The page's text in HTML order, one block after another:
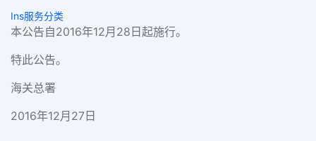
Ins服务分类
本公告自2016年12月28日起施行。
特此公告。
海关总署
2016年12月27日